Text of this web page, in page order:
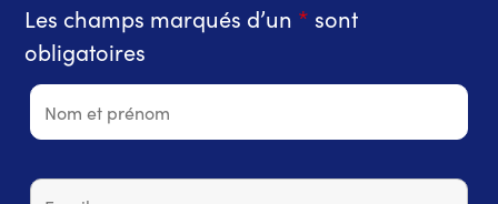
Les champs marqués d’un * sont
obligatoires